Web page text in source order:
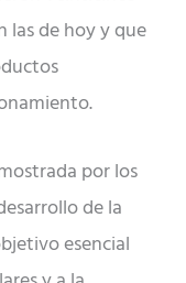
las de hoy y que
por los
de la
esencial